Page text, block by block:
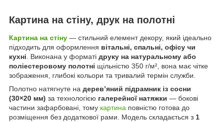
Картина на стіну, друк на полотні
Картина на стіну — стильний елемент декору, який ідеально
підходить для оформлення вітальні, спальні, офісу чи
кухні . Виконана у форматі друку на натуральному або
поліестеровому полотні щільністю 350 г/м², вона має чітке
зображення, глибокі кольори та тривалий термін служби.
Полотно натягнуте на дерев’яний підрамник із сосни
(30×20 мм) за технологією галерейної натяжки — бокові
частини зафарбовані, тому картина повністю готова до
розміщення без додаткової рами. Модель складається з 1